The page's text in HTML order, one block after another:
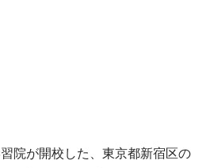
院が開校した、東京都新宿区の